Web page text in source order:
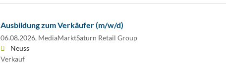
Ausbildung zum Verkäufer (m/w/d)
06.08.2026, MediaMarktSaturn Retail Group
Neuss
Verkauf